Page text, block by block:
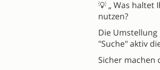
💡 „ Was haltet
nutzen?
Die
"Suche" aktiv
Sicher machen